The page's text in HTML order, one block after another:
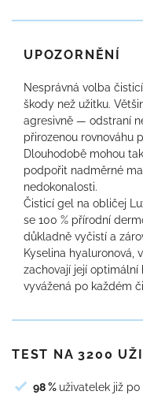
UPOZORNĚNÍ
Nesprávná volba
škody než užitku.
agresivně — odstraní
přirozenou rovnováhu
Dlouhodobě mohou
podpořit nadměrné
nedokonalosti.
Čisticí gel na obličej
se 100 % přírodní
důkladně vyčistí a
Kyselina hyaluronová,
zachovají její
vyvážená po každém
TEST NA 3200
98 % uživatelek již